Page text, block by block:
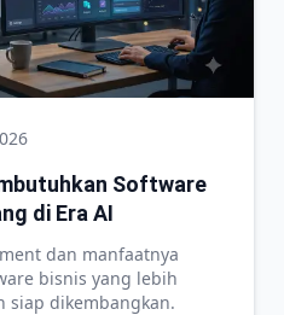
Software
di Era AI
dan manfaatnya
bisnis yang lebih
siap dikembangkan.